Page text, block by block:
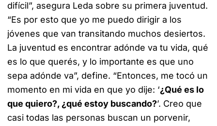
difícil”, asegura Leda sobre su primera juventud.
“Es por esto que yo me puedo dirigir a los
jóvenes que van transitando muchos desiertos.
La juventud es encontrar adónde va tu vida, qué
es lo que querés, y lo importante es que uno
sepa adónde va”, define. “Entonces, me tocó un
momento en mi vida en que yo dije: ‘¿Qué es lo
que quiero?, ¿qué estoy buscando?’. Creo que
casi todas las personas buscan un porvenir,